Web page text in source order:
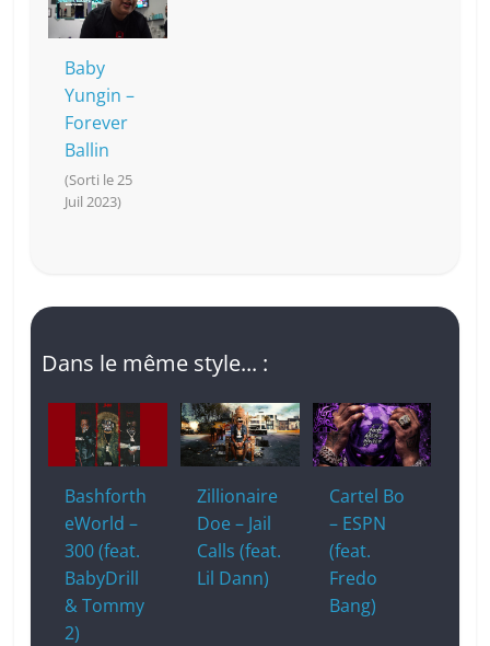
Baby
Yungin –
Forever
Ballin
(Sorti le 25
Juil 2023)
Dans le même style... :
Bashforth
eWorld –
300 (feat.
BabyDrill
& Tommy
2)
Zillionaire
Doe – Jail
Calls (feat.
Lil Dann)
Cartel Bo
– ESPN
(feat.
Fredo
Bang)